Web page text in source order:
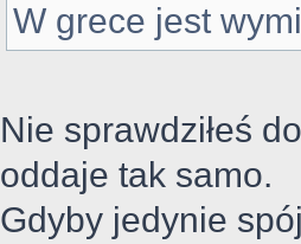
W grece jest
Nie sprawdziłeś
oddaje tak samo.
Gdyby jedynie